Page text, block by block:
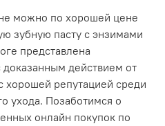
можно по хорошей цене
зубную пасту с энзимами
представлена
доказанным действием от
хорошей репутацией среди
ухода. Позаботимся о
онлайн покупок по